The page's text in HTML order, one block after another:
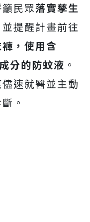
民眾落實孳生
提醒計畫前往
，使用含
分的防蚊液 。
速就醫並主動
。